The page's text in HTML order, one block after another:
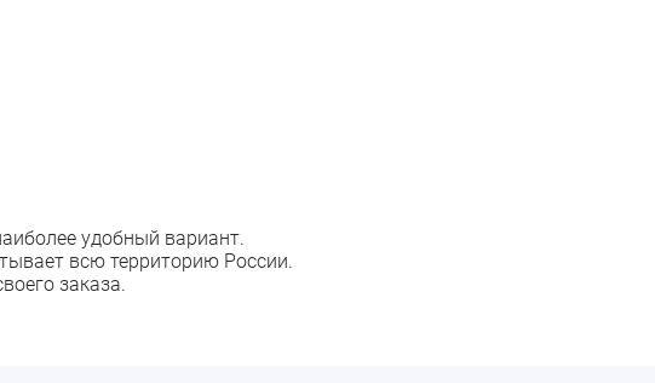
удобный вариант.
всю территорию России.
заказа.